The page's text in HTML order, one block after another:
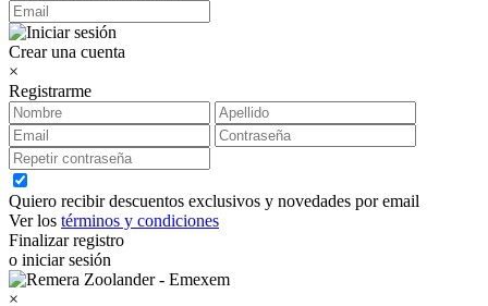
Crear una cuenta
×
Registrarme
Quiero recibir descuentos exclusivos y novedades por email
Ver los términos y condiciones
Finalizar registro
o iniciar sesión
×